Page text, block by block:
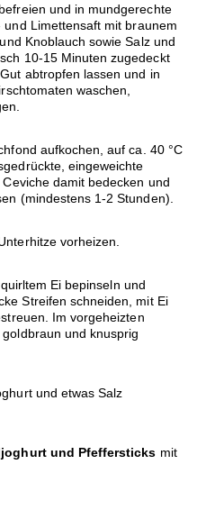
und in mundgerechte
Limettensaft mit braunem
Knoblauch sowie Salz und
10-15 Minuten zugedeckt
abtropfen lassen und in
waschen,
aufkochen, auf ca. 40 °C
eingeweichte
damit bedecken und
(mindestens 1-2 Stunden).
vorheizen.
Ei bepinseln und
Streifen schneiden, mit Ei
Im vorgeheizten
und knusprig
und etwas Salz
und Pfeffersticks mit